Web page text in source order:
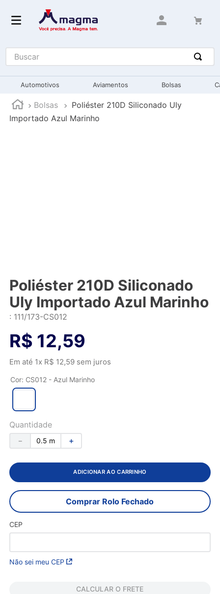
Buscar
Automotivos Aviamentos Bolsas
Bolsas
Poliéster 210D Siliconado Uly
Importado Azul Marinho
Poliéster 210D Siliconado
Uly Importado Azul Marinho
: 111/173-CS012
R$ 12,59
Em até 1x R$ 12,59sem juros
Cor: CS012 - Azul Marinho
Quantidade
＋
－
ADICIONAR AO CARRINHO
Comprar Rolo Fechado
CEP
Não sei meu CEP
CALCULAR O FRETE